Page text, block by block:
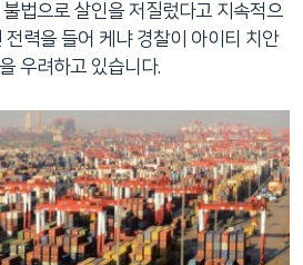
법으로 살인을 저질렀다고 지속적으
력을 들어 케냐 경찰이 아이티 치안
우려하고 있습니다.